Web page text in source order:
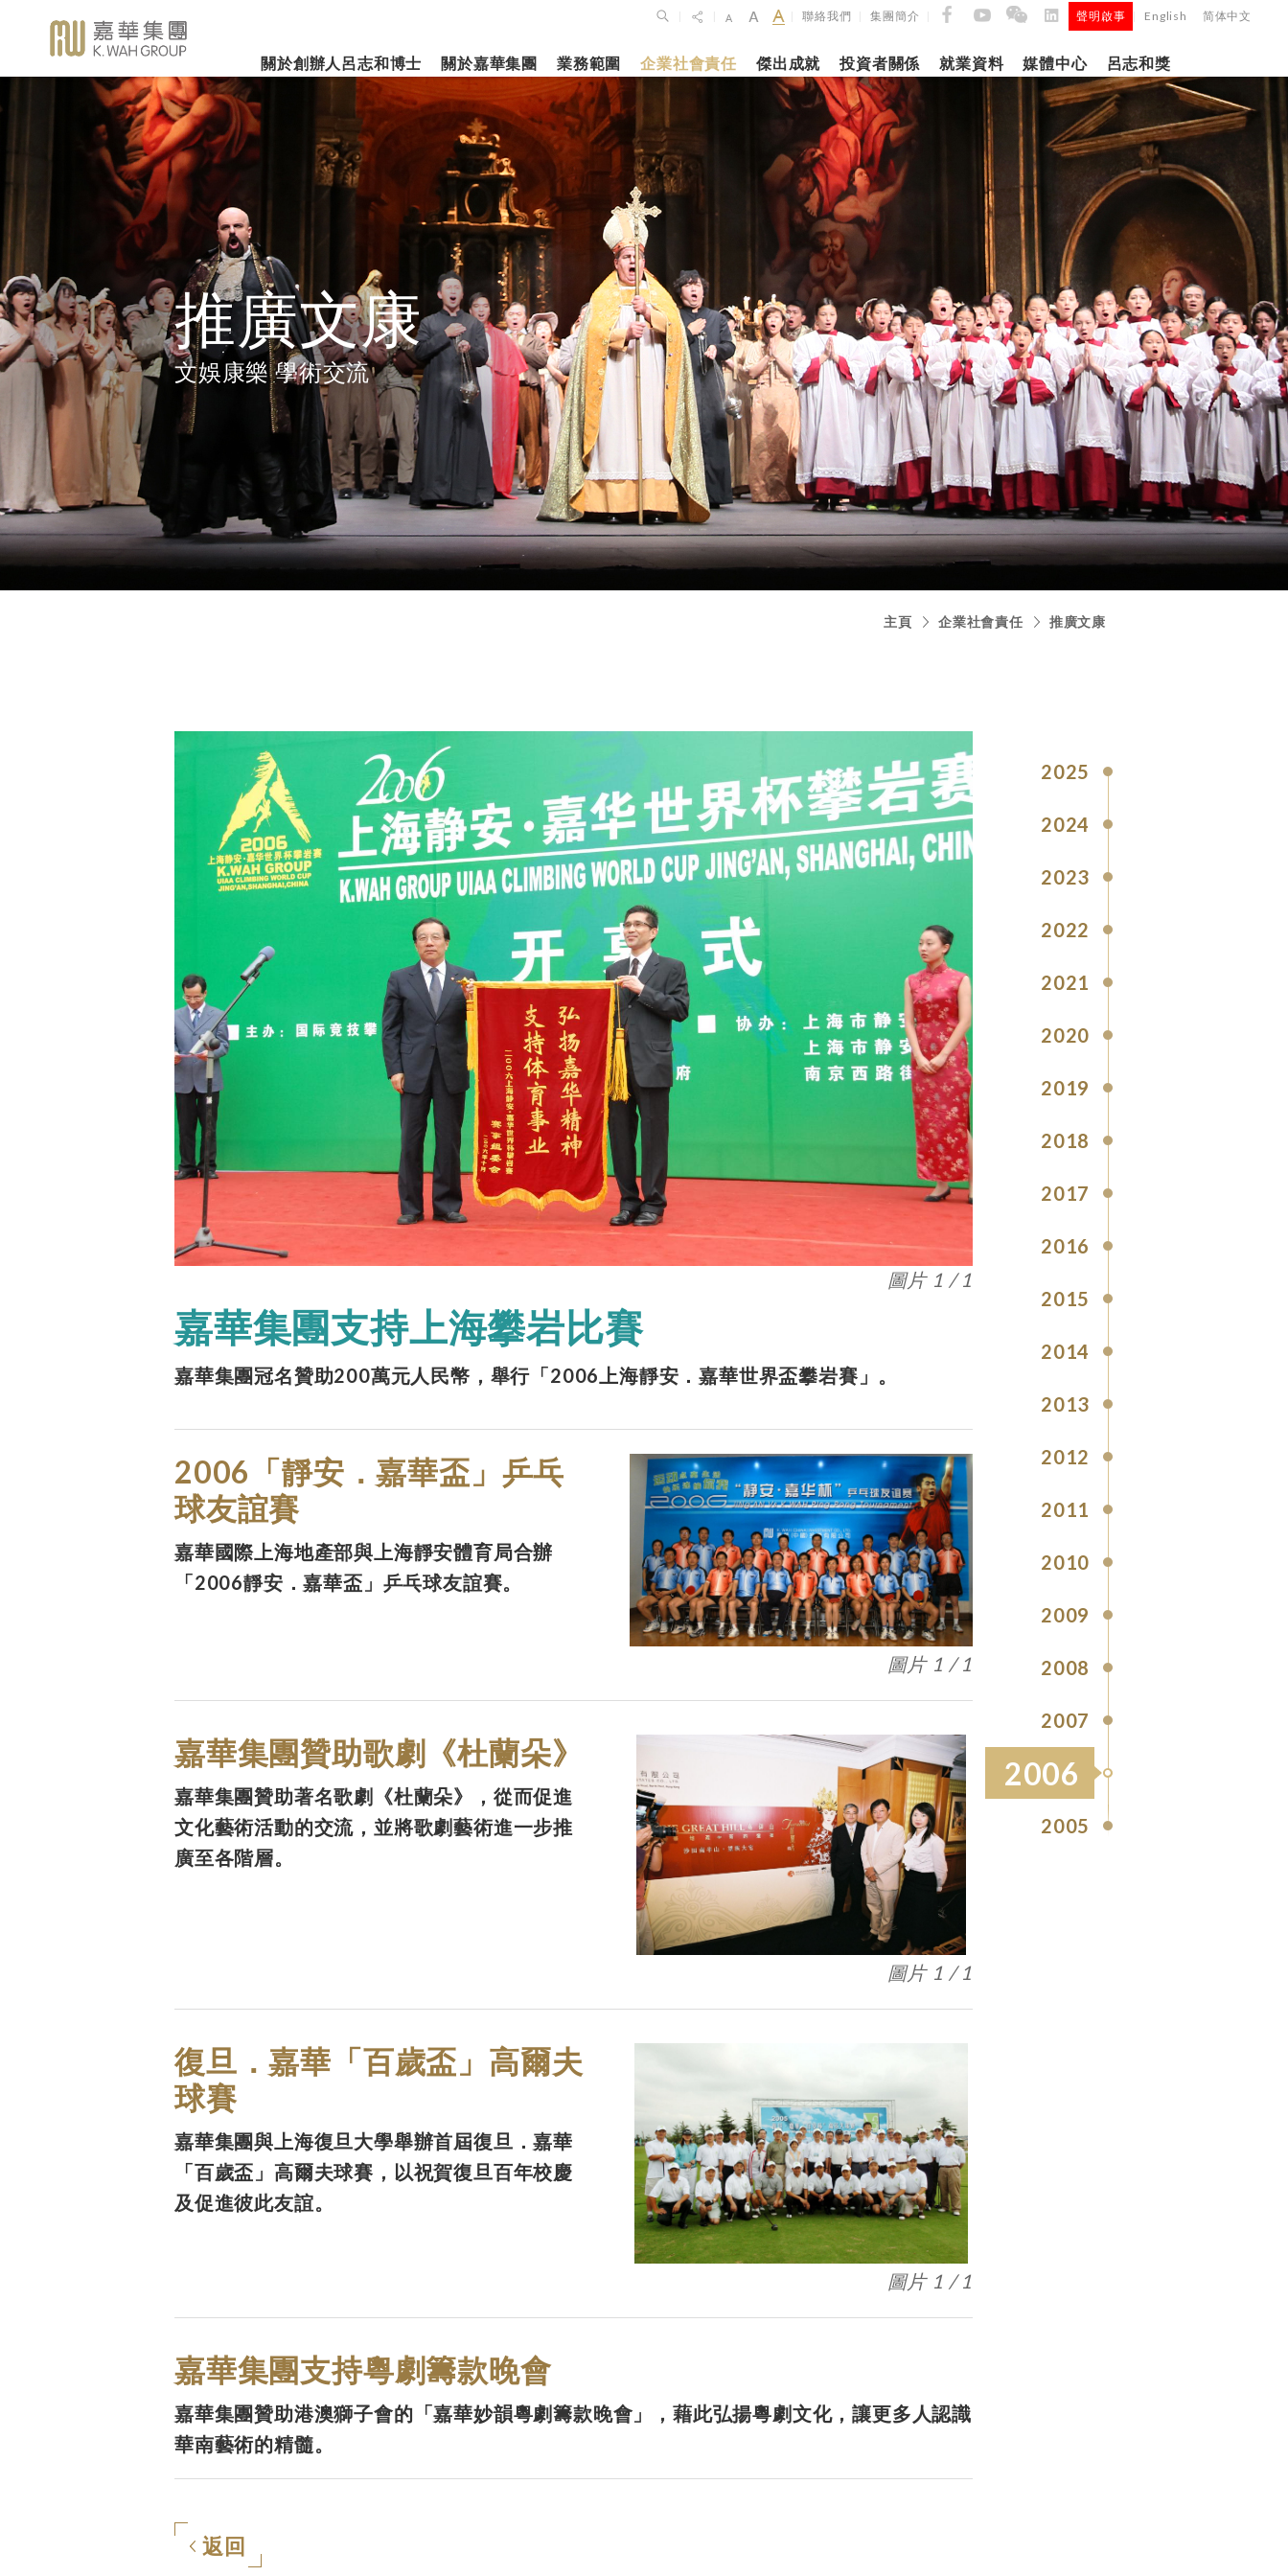
聯絡我們 集團簡介 聲明啟事 English 简体中文
關於創辦人呂志和博士
事業里程
詳細履歷
關於嘉華集團
集團簡介
嘉華故事
創辦人呂志和博士簡介
管理層
業務範圍
業務概覽
房地產 娛樂休閒 酒店 建築材料
企業社會責任
企業社會責任
樂助社群
支持教育
推廣文康
關懷員工
環境、社會及管治報告
新聞焦點
2023年10月19日
上海交通大學「呂
志和科學園」正式
揭幕
更多內容
傑出成就 投資者關係
嘉華國際集團有限公司
（股份代號：00173）
銀河娛樂集團有限公司
（股份代號：00027）
投資者聯繫
就業資料
企業文化
事業發展
工作與生活平衡
職位空缺
媒體中心
深切懷念呂志和
博士 - 消息發布
「一嘉人」專欄
新聞稿
《嘉天下通訊》
及專題故事
影片庫
圖片庫
媒體查詢
新聞焦點
2026年3月27日
嘉華國際公佈2025年全年
業績業務維持平穩發展
更多內容
2026年2月26日
銀娛公佈2025年第四季度
及全年業績
更多內容
呂志和獎
推廣文康
文娛康樂 學術交流
主頁 企業社會責任 推廣文康
2025
2024
2023
2022
2021
2020
2019
2018
2017
2016
2015
2014
2013
2012
2011
2010
2009
2008
2007
2006
2005
圖片 1 / 1
嘉華集團支持上海攀岩比賽
嘉華集團冠名贊助200萬元人民幣，舉行「2006上海靜安．嘉華世界盃攀岩賽」。
圖片 1 / 1
2006「靜安．嘉華盃」乒乓
球友誼賽
嘉華國際上海地產部與上海靜安體育局合辦
「2006靜安．嘉華盃」乒乓球友誼賽。
圖片 1 / 1
嘉華集團贊助歌劇《杜蘭朵》
嘉華集團贊助著名歌劇《杜蘭朵》，從而促進
文化藝術活動的交流，並將歌劇藝術進一步推
廣至各階層。
圖片 1 / 1
復旦．嘉華「百歲盃」高爾夫
球賽
嘉華集團與上海復旦大學舉辦首屆復旦．嘉華
「百歲盃」高爾夫球賽，以祝賀復旦百年校慶
及促進彼此友誼。
嘉華集團支持粵劇籌款晚會
嘉華集團贊助港澳獅子會的「嘉華妙韻粵劇籌款晚會」，藉此弘揚粵劇文化，讓更多人認識
華南藝術的精髓。
返回